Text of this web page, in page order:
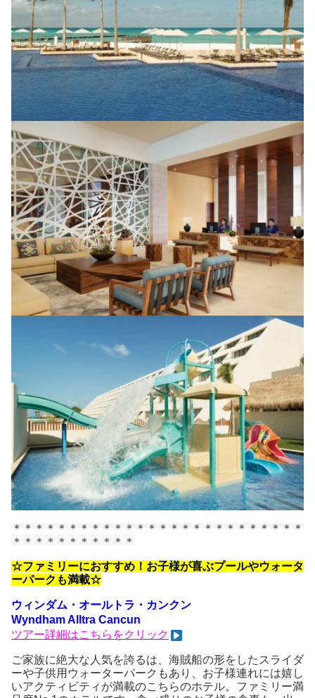
＊＊＊＊＊＊＊＊＊＊＊＊＊＊＊＊＊＊＊＊＊＊＊＊＊＊
＊＊＊＊＊＊＊＊＊＊＊
☆ファミリーにおすすめ！お子様が喜ぶプールやウォータ
ーパークも満載☆
ウィンダム・オールトラ・カンクン
Wyndham Alltra Cancun
ツアー詳細はこちらをクリック
ご家族に絶大な人気を誇るは、海賊船の形をしたスライダ
ーや子供用ウォーターパークもあり、お子様連れには嬉し
いアクティビティが満載のこちらのホテル。ファミリー満